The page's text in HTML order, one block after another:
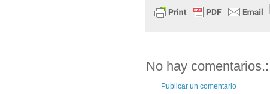
No hay comentarios.:
Publicar un comentario